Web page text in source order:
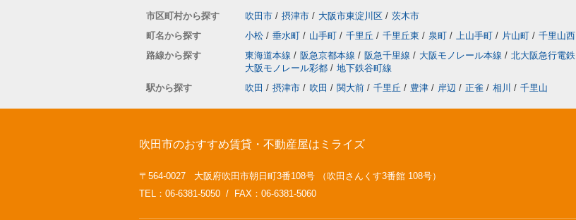
市区町村から探す 吹田市 / 摂津市 / 大阪市東淀川区 / 茨木市
町名から探す
小松 / 垂水町 / 山手町 / 千里丘 / 千里丘東 / 泉町 / 上山手町 / 片山町 / 千里山西
路線から探す
東海道本線 / 阪急京都本線 / 阪急千里線 / 大阪モノレール本線 / 北大阪急行電鉄
大阪モノレール彩都 / 地下鉄谷町線
駅から探す
吹田 / 摂津市 / 吹田 / 関大前 / 千里丘 / 豊津 / 岸辺 / 正雀 / 相川 / 千里山
吹田市のおすすめ賃貸・不動産屋はミライズ
〒564-0027 大阪府吹田市朝日町3番108号 （吹田さんくす3番館 108号）
TEL：06-6381-5050 / FAX：06-6381-5060